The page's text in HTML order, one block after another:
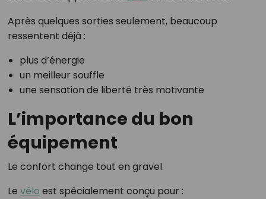
Après quelques sorties seulement, beaucoup
ressentent déjà :
plus d’énergie
un meilleur souffle
une sensation de liberté très motivante
L’importance du bon
équipement
Le confort change tout en gravel.
Le vélo est spécialement conçu pour :